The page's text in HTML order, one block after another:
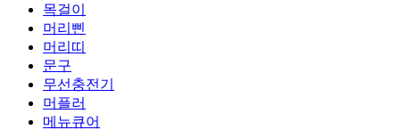
목걸이
머리삔
머리띠
문구
무선충전기
머플러
메뉴큐어